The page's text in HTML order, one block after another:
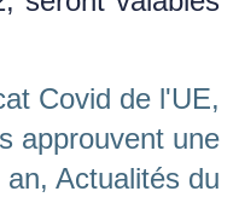
Covid de l'UE,
approuvent une
Actualités du